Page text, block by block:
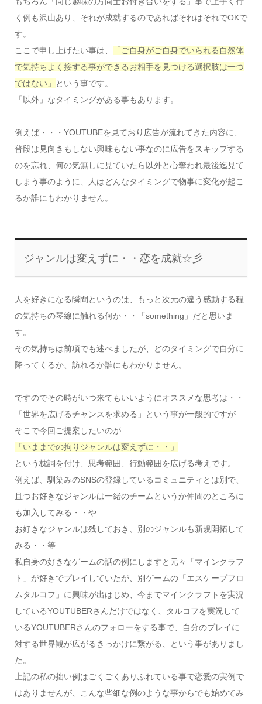
く例も沢山あり、それが成就するのであればそれはそれでOKで
す。
ここで申し上げたい事は、
「ご自身がご自身でいられる自然体
で気持ちよく接する事ができるお相手を見つける選択肢は一つ
ではない」
という事です。
「以外」なタイミングがある事もあります。
例えば・・・YOUTUBEを見ており広告が流れてきた内容に、
普段は見向きもしない興味もない事なのに広告をスキップする
のを忘れ、何の気無しに見ていたら以外と心奪われ最後迄見て
しまう事のように、人はどんなタイミングで物事に変化が起こ
るか誰にもわかりません。
ジャンルは変えずに・・恋を成就☆彡
人を好きになる瞬間というのは、もっと次元の違う感動する程
の気持ちの琴線に触れる何か・・「something」だと思いま
す。
その気持ちは前項でも述べましたが、どのタイミングで自分に
降ってくるか、訪れるか誰にもわかりません。
ですのでその時がいつ来てもいいようにオススメな思考は・・
「世界を広げるチャンスを求める」という事が一般的ですが
そこで今回ご提案したいのが
「いままでの拘りジャンルは変えずに・・」
という枕詞を付け、思考範囲、行動範囲を広げる考えです。
例えば、馴染みのSNSの登録しているコミュニティとは別で、
且つお好きなジャンルは一緒のチームというか仲間のところに
も加入してみる・・や
お好きなジャンルは残しておき、別のジャンルも新規開拓して
みる・・等
私自身の好きなゲームの話の例にしますと元々「マインクラフ
ト」が好きでプレイしていたが、別ゲームの「エスケープフロ
ムタルコフ」に興味が出はじめ、今までマインクラフトを実況
しているYOUTUBERさんだけではなく、タルコフを実況して
いるYOUTUBERさんのフォローをする事で、自分のプレイに
対する世界観が広がるきっかけに繋がる、という事がありまし
た。
上記の私の拙い例はごくごくありふれている事で恋愛の実例で
はありませんが、こんな些細な例のような事からでも始めてみ